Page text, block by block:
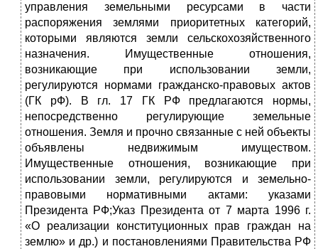
управления земельными ресурсами в части
распоряжения землями приоритетных категорий,
которыми являются земли сельскохозяйственного
назначения. Имущественные отношения,
возникающие при использовании земли,
регулируются нормами гражданско-правовых актов
(ГК рФ). В гл. 17 ГК РФ предлагаются нормы,
непосредственно регулирующие земельные
отношения. Земля и прочно связанные с ней объекты
объявлены недвижимым имуществом.
Имущественные отношения, возникающие при
использовании земли, регулируются и земельно-
правовыми нормативными актами: указами
Президента РФ;Указ Президента от 7 марта 1996 г.
«О реализации конституционных прав граждан на
землю» и др.) и постановлениями Правительства РФ